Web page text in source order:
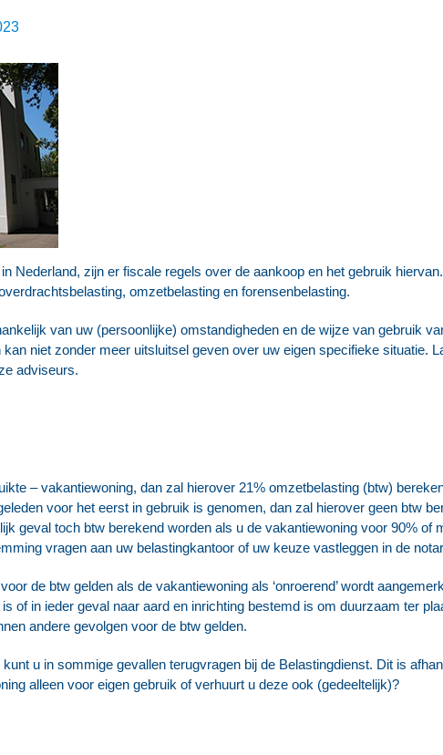
Nederland, zijn er fiscale regels over de aankoop en het gebruik
omzetbelasting en forensenbelasting.
van uw (persoonlijke) omstandigheden en de wijze van gebruik
niet zonder meer uitsluitsel geven over uw eigen specifieke situatie.
adviseurs.
– vakantiewoning, dan zal hierover 21% omzetbelasting (btw)
voor het eerst in gebruik is genomen, dan zal hierover geen btw
geval toch btw berekend worden als u de vakantiewoning voor 90% of
vragen aan uw belastingkantoor of uw keuze vastleggen in de
de btw gelden als de vakantiewoning als ‘onroerend’ wordt
of in ieder geval naar aard en inrichting bestemd is om duurzaam ter
andere gevolgen voor de btw gelden.
u in sommige gevallen terugvragen bij de Belastingdienst. Dit is
alleen voor eigen gebruik of verhuurt u deze ook (gedeeltelijk)?